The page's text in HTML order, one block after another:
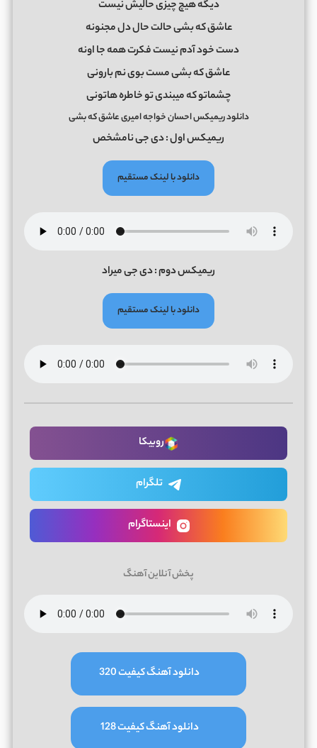
دیگه هیچ چیزی حالیش نیست
عاشق که بشی حالت حال دل مجنونه
دست خود آدم نیست فکرت همه جا اونه
عاشق که بشی مست بوی نم بارونی
چشماتو که میبندی تو خاطره هاتونی
دانلود ریمیکس احسان خواجه امیری عاشق که بشی
ریمیکس اول : دی جی نامشخص
دانلود با لینک مستقیم
ریمیکس دوم : دی جی میراد
دانلود با لینک مستقیم
روبیکا
تلگرام
اینستاگرام
پخش آنلاین آهنگ
دانلود آهنگ کیفیت 320
دانلود آهنگ کیفیت 128